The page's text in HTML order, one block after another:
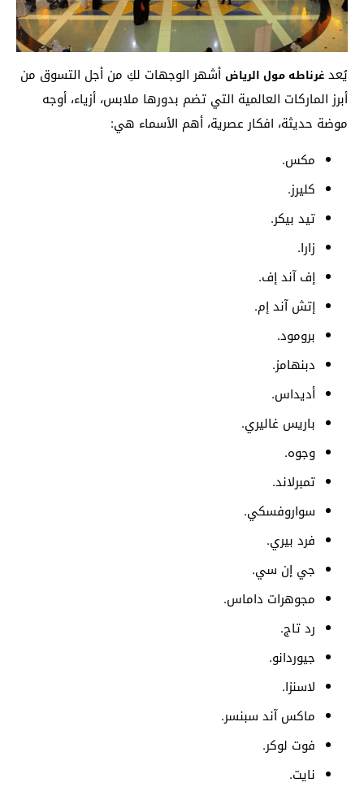
يُعد غرناطه مول الرياض أشهر الوجهات لكِ من أجل التسوق من
أبرز الماركات العالمية التي تضم بدورها ملابس، أزياء، أوجه
موضة حديثة، افكار عصرية، أهم الأسماء هي:
مكس.
كليرز.
تيد بيكر.
زارا.
إف آند إف.
إتش آند إم.
برومود.
دبنهامز.
أديداس.
باريس غاليري.
وجوه.
تمبرلاند.
سواروفسكي.
فرد بيري.
جي إن سي.
مجوهرات داماس.
رد تاج.
جيوردانو.
لاسنزا.
ماكس آند سبنسر.
فوت لوكر.
نايت.